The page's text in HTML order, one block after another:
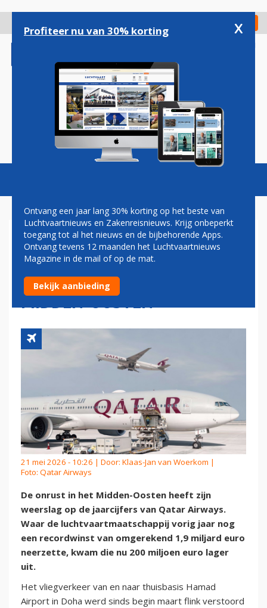
gaan
Check in
Magazine Podcasts Vacatures
QATAR AIRWAYS KAN
RECORDWINST NIET
EVENAREN DOOR ONRUST IN
MIDDEN-OOSTEN
21 mei 2026 - 10:26 | Door: Klaas-Jan van Woerkom |
Foto: Qatar Airways
De onrust in het Midden-Oosten heeft zijn
weerslag op de jaarcijfers van Qatar Airways.
Waar de luchtvaartmaatschappij vorig jaar nog
een recordwinst van omgerekend 1,9 miljard euro
neerzette, kwam die nu 200 miljoen euro lager
uit.
Het vliegverkeer van en naar thuisbasis Hamad
Airport in Doha werd sinds begin maart flink verstoord
Profiteer nu van 30% korting x
Ontvang een jaar lang 30% korting op het beste van
Luchtvaartnieuws en Zakenreisnieuws. Krijg onbeperkt
toegang tot al het nieuws en de bijbehorende Apps.
Ontvang tevens 12 maanden het Luchtvaartnieuws
Magazine in de mail of op de mat.
Bekijk aanbieding